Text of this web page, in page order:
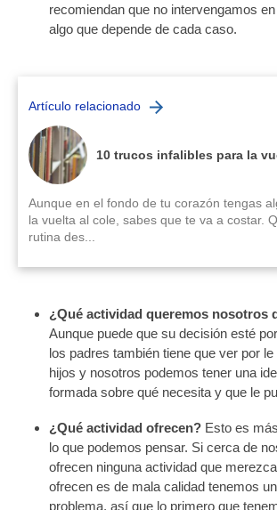
recomiendan que no intervengamos
algo que depende de cada caso.
Artículo relacionado
10 trucos infalibles para la
Aunque en el fondo de tu corazón tengas
la vuelta al cole, sabes que te va a costar.
rutina des...
¿Qué actividad queremos nosotros
Aunque puede que su decisión esté
los padres también tiene que ver por
hijos y nosotros podemos tener una
formada sobre qué necesita y que le
¿Qué actividad ofrecen? Esto es
lo que podemos pensar. Si cerca de
ofrecen ninguna actividad que
ofrecen es de mala calidad tenemos
problema, así que lo primero que